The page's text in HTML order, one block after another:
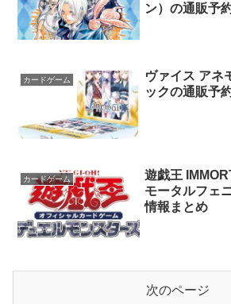
ン）の通販予
カードゲーム
ヴァイス アネ
ックの通販予
カードゲーム
遊戯王
モータルフェ
情報まとめ
次のページ